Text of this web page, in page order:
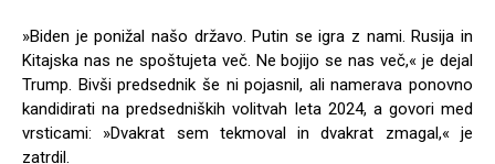
»Biden je ponižal našo državo. Putin se igra z nami. Rusija in
Kitajska nas ne spoštujeta več. Ne bojijo se nas več,« je dejal
Trump. Bivši predsednik še ni pojasnil, ali namerava ponovno
kandidirati na predsedniških volitvah leta 2024, a govori med
vrsticami: »Dvakrat sem tekmoval in dvakrat zmagal,« je
zatrdil.